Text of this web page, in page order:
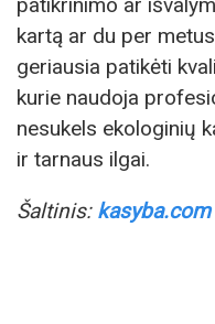
patikrinimo ar
kartą ar du per
geriausia patikėti
kurie naudoja
nesukels ekologinių
ir tarnaus ilgai.
Šaltinis: kasyba.com